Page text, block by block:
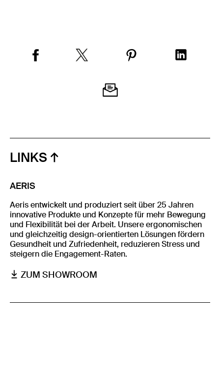
LINKS
AERIS
Aeris entwickelt und produziert seit über 25 Jahren
innovative Produkte und Konzepte für mehr Bewegung
und Flexibilität bei der Arbeit. Unsere ergonomischen
und gleichzeitig design-orientierten Lösungen fördern
Gesundheit und Zufriedenheit, reduzieren Stress und
steigern die Engagement-Raten.
ZUM SHOWROOM